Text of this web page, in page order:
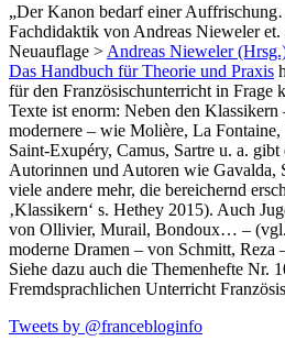
„Der Kanon bedarf einer
Fachdidaktik von Andreas Nieweler
Neuauflage > Andreas Nieweler
Das Handbuch für Theorie und Praxis
für den Französischunterricht in Frage
Texte ist enorm: Neben den Klassikern
modernere – wie Molière, La
Saint-Exupéry, Camus, Sartre u. a. gibt
Autorinnen und Autoren wie Gavalda,
viele andere mehr, die bereichernd
‚Klassikern‘ s. Hethey 2015). Auch
von Ollivier, Murail, Bondoux… –
moderne Dramen – von Schmitt, Reza
Siehe dazu auch die Themenhefte Nr.
Fremdsprachlichen Unterricht
Tweets by @francebloginfo